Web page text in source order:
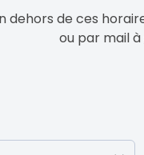
dehors de ces
ou par mail à